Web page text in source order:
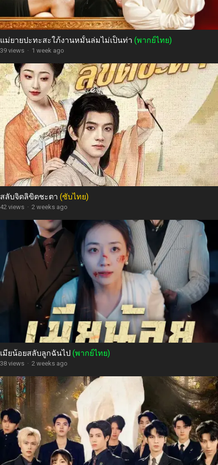
แม่ยายปะทะสะใภ้งานหมั้นล่มไม่เป็นท่า (พากย์ไทย)
39 views · 1 week ago
สลับจิตลิขิตชะตา (ซับไทย)
42 views · 2 weeks ago
เมียน้อยสลับลูกฉันไป (พากย์ไทย)
38 views · 2 weeks ago